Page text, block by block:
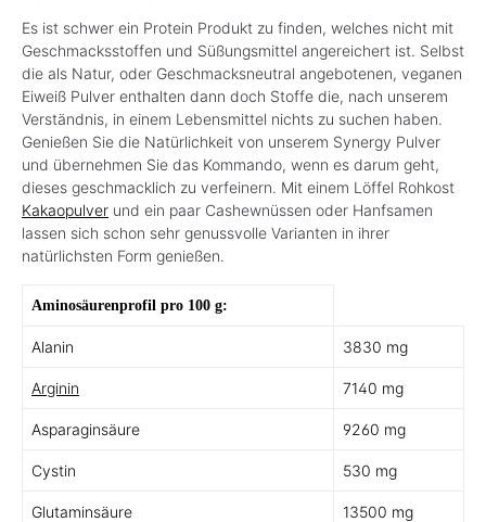
Es ist schwer ein Protein Produkt zu finden, welches nicht mit
Geschmacksstoffen und Süßungsmittel angereichert ist. Selbst
die als Natur, oder Geschmacksneutral angebotenen, veganen
Eiweiß Pulver enthalten dann doch Stoffe die, nach unserem
Verständnis, in einem Lebensmittel nichts zu suchen haben.
Genießen Sie die Natürlichkeit von unserem Synergy Pulver
und übernehmen Sie das Kommando, wenn es darum geht,
dieses geschmacklich zu verfeinern. Mit einem Löffel Rohkost
Kakaopulver und ein paar Cashewnüssen oder Hanfsamen
lassen sich schon sehr genussvolle Varianten in ihrer
natürlichsten Form genießen.
Aminosäurenprofil pro 100 g:
Alanin 3830 mg
Arginin 7140 mg
Asparaginsäure 9260 mg
Cystin 530 mg
Glutaminsäure 13500 mg